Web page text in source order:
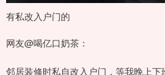
有私改入户门的
网友@喝亿口奶茶：
邻居装修时私自改入户门，等我晚上